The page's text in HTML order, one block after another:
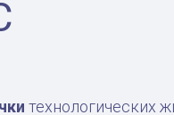
технологических